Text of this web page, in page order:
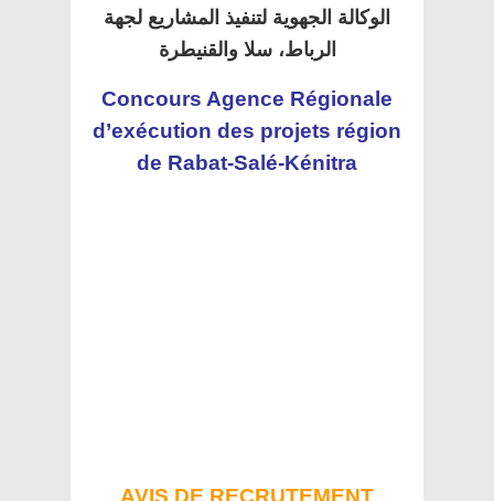
الوكالة الجهوية لتنفيذ المشاريع لجهة
الرباط، سلا والقنيطرة
Concours Agence Régionale
d’exécution des projets région
de Rabat-Salé-Kénitra